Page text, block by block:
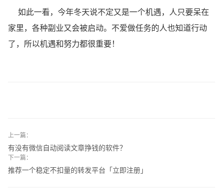
如此一看，今年冬天说不定又是一个机遇，人只要呆在
家里，各种副业又会被启动。不爱做任务的人也知道行动
了，所以机遇和努力都很重要！
上一篇：
有没有微信自动阅读文章挣钱的软件？
下一篇：
推荐一个稳定不扣量的转发平台「立即注册」